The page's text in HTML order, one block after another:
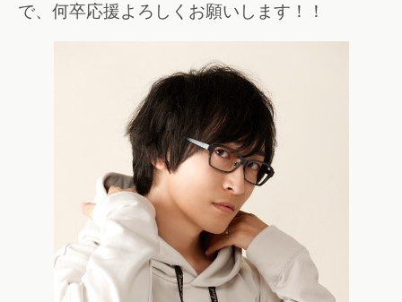
で、何卒応援よろしくお願いします！！